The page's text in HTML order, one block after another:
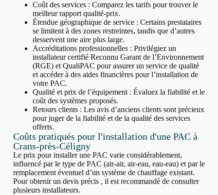
Coût des services : Comparez les tarifs pour trouver le
meilleur rapport qualité-prix.
Étendue géographique de service : Certains prestataires
se limitent à des zones restreintes, tandis que d’autres
desservent une aire plus large.
Accréditations professionnelles : Privilégiez un
installateur certifié Reconnu Garant de l’Environnement
(RGE) et QualiPAC pour assurer un service de qualité
et accéder à des aides financières pour l’installation de
votre PAC.
Qualité et prix de l’équipement : Évaluez la fiabilité et le
coût des systèmes proposés.
Retours clients : Les avis d’anciens clients sont précieux
pour juger de la fiabilité et de la qualité des services
offerts.
Coûts pratiqués pour l'installation d'une PAC à
Crans-près-Céligny
Le prix pour installer une PAC varie considérablement,
influencé par le type de PAC (air-air, air-eau, eau-eau) et par le
remplacement éventuel d’un système de chauffage existant.
Pour obtenir un devis précis , il est recommandé de consulter
plusieurs installateurs.